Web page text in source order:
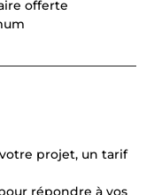
offerte
projet, un tarif
répondre à vos